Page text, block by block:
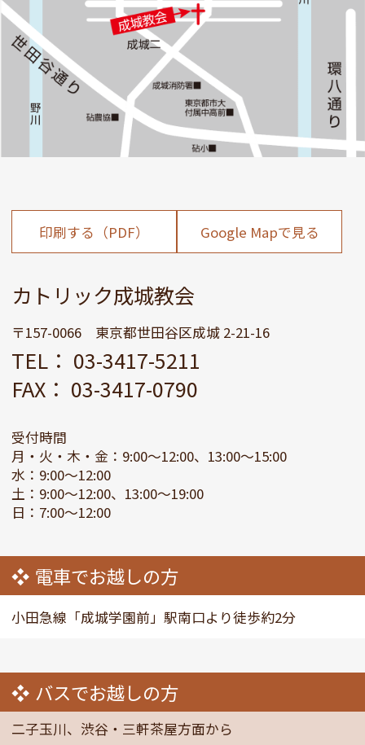
カトリック成城教会
〒157-0066 東京都世田谷区成城 2-21-16
TEL： 03-3417-5211
FAX： 03-3417-0790
受付時間
月・火・木・金：9:00～12:00、13:00～15:00
水：9:00～12:00
土：9:00～12:00、13:00～19:00
日：7:00～12:00
印刷する（PDF） Google Mapで見る
電車でお越しの方
小田急線「成城学園前」駅南口より徒歩約2分
バスでお越しの方
二子玉川、渋谷・三軒茶屋方面から